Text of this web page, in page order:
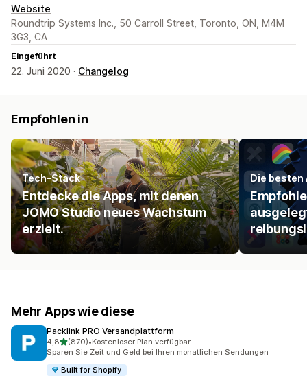
Website
Roundtrip Systems Inc., 50 Carroll Street, Toronto, ON, M4M
3G3, CA
Eingeführt
22. Juni 2020 · Changelog
Empfohlen in
Tech-Stack
Entdecke die Apps, mit denen
JOMO Studio neues Wachstum
erzielt.
Die besten
Mehr Apps wie diese
Packlink PRO Versandplattform
4,8von 5 Sternen
(870)
870 Rezensionen insgesamt
•Kostenloser Plan verfügbar
Sparen Sie Zeit und Geld bei Ihren monatlichen Sendungen
Built for Shopify